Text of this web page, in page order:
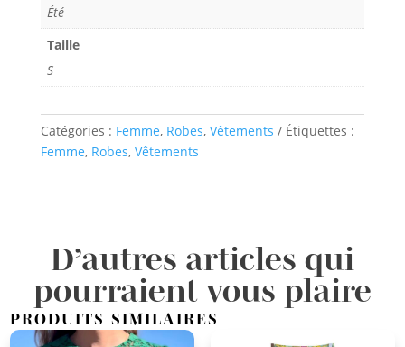
Été
Taille
S
Catégories : Femme, Robes, Vêtements
Étiquettes :
Femme, Robes, Vêtements
D’autres articles qui
pourraient vous plaire
PRODUITS SIMILAIRES